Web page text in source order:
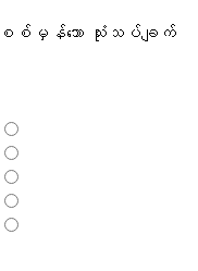
စစ်မှန်သော သုံးသပ်ချက်